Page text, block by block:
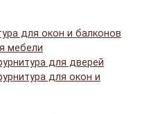
для окон и балконов
мебели
для дверей
для окон и